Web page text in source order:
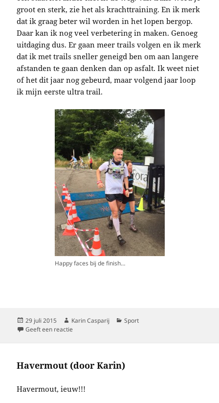
groot en sterk, zie het als krachttraining. En ik merk
dat ik graag beter wil worden in het lopen bergop.
Daar kan ik nog veel verbetering in maken. Genoeg
uitdaging dus. Er gaan meer trails volgen en ik merk
dat ik met trails sneller geneigd ben om aan langere
afstanden te gaan denken dan op asfalt. Ik weet niet
of het dit jaar nog gebeurd, maar volgend jaar loop
ik mijn eerste ultra trail.
Happy faces bij de finish…
Geplaatst
op
29 juli 2015 Auteur
Karin Casparij Categorieën
Sport
Geeft een reactieop van asfalttijger naar trailhinde???
Havermout (door Karin)
Havermout, ieuw!!!